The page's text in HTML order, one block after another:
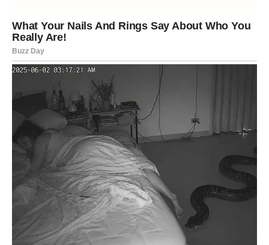
Rakovi su danas posebno emotivni. Srce je ranjivo,
sećanja se vraćaju, a osećaj nostalgije može biti jak. Ali
danas nije dan za povlačenje – danas je dan za
suočavanje . Možeš shvatiti da si previše davao, a
premalo dobijao. Do večeras dolazi trenutak kada moraš
da odlučiš: da li ostaješ u priči koja te boli ili biraš sebe.
Iako odluka može doneti suze, ona ti vraća dostojanstvo i
unutrašnji mir.
LAV
Lavovi danas skidaju masku. Nema više glume, nema više
dokazivanja. Umor od jakosti koju stalno pokazuješ